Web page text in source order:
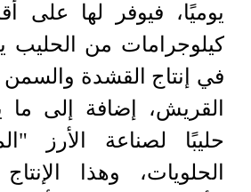
يوميًا، فيوفر لها على
كيلوجرامات من الحليب
في إنتاج القشدة والسمن
القريش، إضافة إلى ما
حليبًا لصناعة الأرز
الحلويات، وهذا